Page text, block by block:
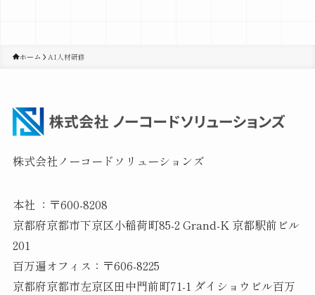
ホーム AI人材研修
株式会社ノーコードソリューションズ
本社 ：〒600-8208
京都府京都市下京区小稲荷町85-2 Grand-K 京都駅前ビル
201
百万遍オフィス：〒606-8225
京都府京都市左京区田中門前町71-1 ダイショウビル百万